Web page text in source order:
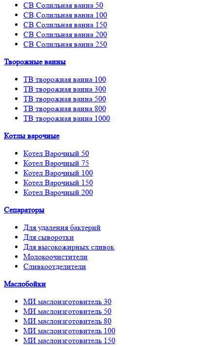
СВ Солильная ванна 50
СВ Солильная ванна 100
СВ Солильная ванна 150
СВ Солильная ванна 200
СВ Солильная ванна 250
Творожные ванны
ТВ творожная ванна 100
ТВ творожная ванна 300
ТВ творожная ванна 500
ТВ творожная ванна 800
ТВ творожная ванна 1000
Котлы варочные
Котел Варочный 50
Котел Варочный 75
Котел Варочный 100
Котел Варочный 150
Котел Варочный 200
Сепараторы
Для удаления бактерий
Для сыворотки
Для высокожирных сливок
Молокоочистители
Сливкоотделители
Маслобойки
МИ маслоизготовитель 30
МИ маслоизготовитель 50
МИ маслоизготовитель 80
МИ маслоизготовитель 100
МИ маслоизготовитель 150